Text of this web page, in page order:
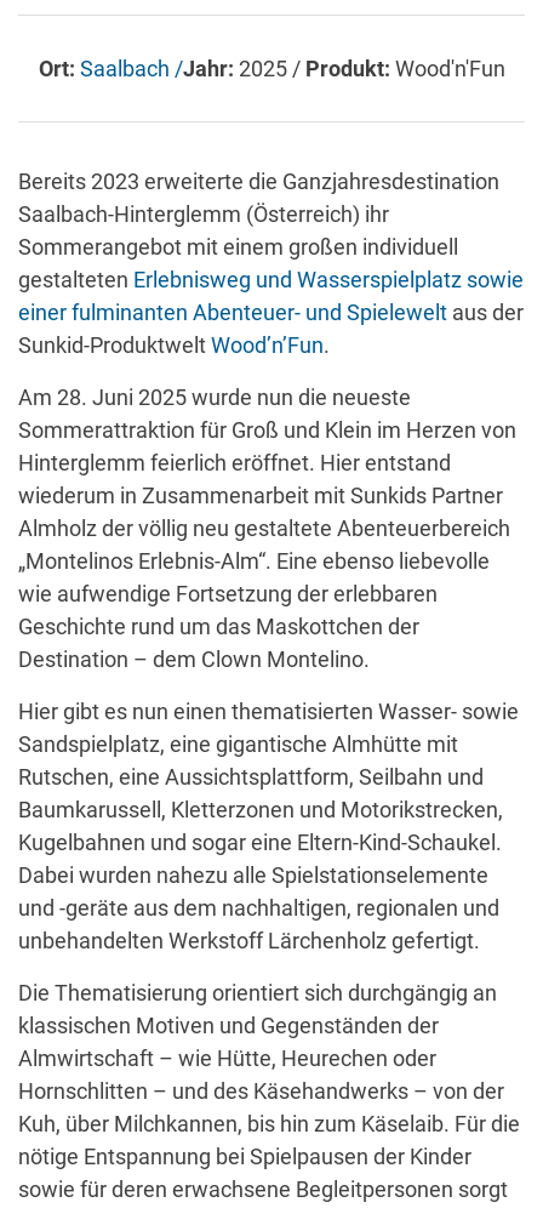
Ort: Saalbach /Jahr: 2025 / Produkt: Wood'n'Fun
Bereits 2023 erweiterte die Ganzjahresdestination
Saalbach-Hinterglemm (Österreich) ihr
Sommerangebot mit einem großen individuell
gestalteten Erlebnisweg und Wasserspielplatz sowie
einer fulminanten Abenteuer- und Spielewelt aus der
Sunkid-ProduktweltWood’n’Fun.
Am 28. Juni 2025 wurde nun die neueste
Sommerattraktion für Groß und Klein im Herzen von
Hinterglemm feierlich eröffnet. Hier entstand
wiederum in Zusammenarbeit mit Sunkids Partner
Almholz der völlig neu gestaltete Abenteuerbereich
„Montelinos Erlebnis-Alm“. Eine ebenso liebevolle
wie aufwendige Fortsetzung der erlebbaren
Geschichte rund um das Maskottchen der
Destination – dem Clown Montelino.
Hier gibt es nun einen thematisierten Wasser- sowie
Sandspielplatz, eine gigantische Almhütte mit
Rutschen, eine Aussichtsplattform, Seilbahn und
Baumkarussell, Kletterzonen und Motorikstrecken,
Kugelbahnen und sogar eine Eltern-Kind-Schaukel.
Dabei wurden nahezu alle Spielstationselemente
und -geräte aus dem nachhaltigen, regionalen und
unbehandelten Werkstoff Lärchenholz gefertigt.
Die Thematisierung orientiert sich durchgängig an
klassischen Motiven und Gegenständen der
Almwirtschaft – wie Hütte, Heurechen oder
Hornschlitten – und des Käsehandwerks – von der
Kuh, über Milchkannen, bis hin zum Käselaib. Für die
nötige Entspannung bei Spielpausen der Kinder
sowie für deren erwachsene Begleitpersonen sorgt